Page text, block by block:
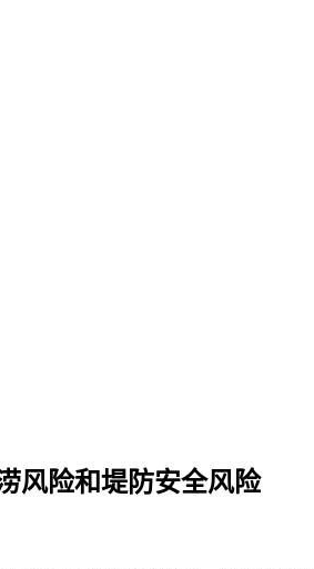
风险和堤防安全风险